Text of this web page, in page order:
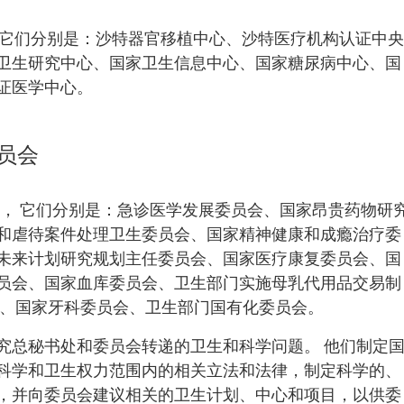
们分别是：沙特器官移植中心、沙特医疗机构认证中央
生研究中心、国家卫生信息中心、国家糖尿病中心、国
学中心。
会
它们分别是：急诊医学发展委员会、国家昂贵药物研
虐待案件处理卫生委员会、国家精神健康和成瘾治疗委
来计划研究规划主任委员会、国家医疗康复委员会、国
会、国家血库委员会、卫生部门实施母乳代用品交易制
国家牙科委员会、卫生部门国有化委员会。
总秘书处和委员会转递的卫生和科学问题。 他们制定国
和卫生权力范围内的相关立法和法律，制定科学的、
并向委员会建议相关的卫生计划、中心和项目，以供委